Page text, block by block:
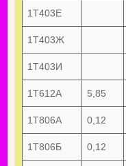
1Т403Е
1Т403Ж
1Т403И
1Т612А 5,85
1Т806А 0,12
1Т806Б 0,12